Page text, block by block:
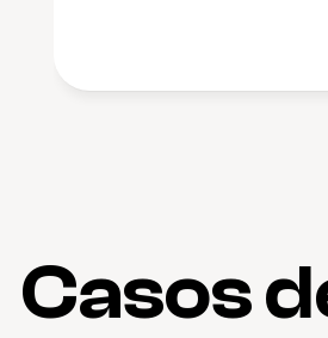
Casos